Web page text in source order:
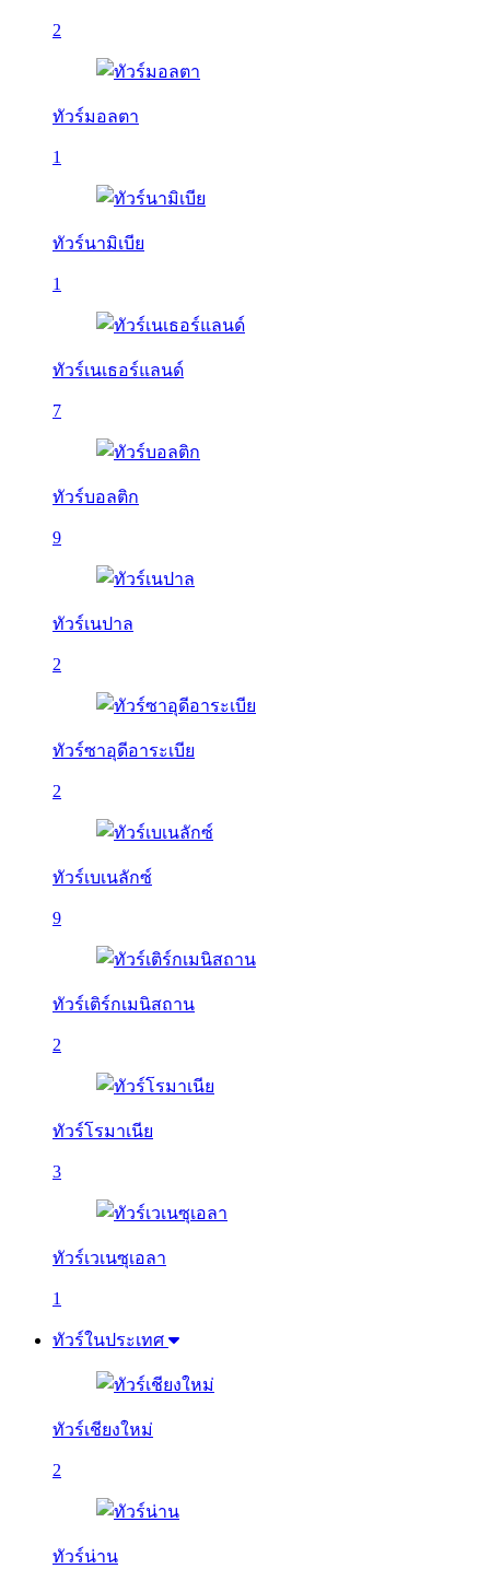
2
ทัวร์มอลตา
1
ทัวร์นามิเบีย
1
ทัวร์เนเธอร์แลนด์
7
ทัวร์บอลติก
9
ทัวร์เนปาล
2
ทัวร์ซาอุดีอาระเบีย
2
ทัวร์เบเนลักซ์
9
ทัวร์เติร์กเมนิสถาน
2
ทัวร์โรมาเนีย
3
ทัวร์เวเนซุเอลา
1
ทัวร์ในประเทศ
ทัวร์เชียงใหม่
2
ทัวร์น่าน